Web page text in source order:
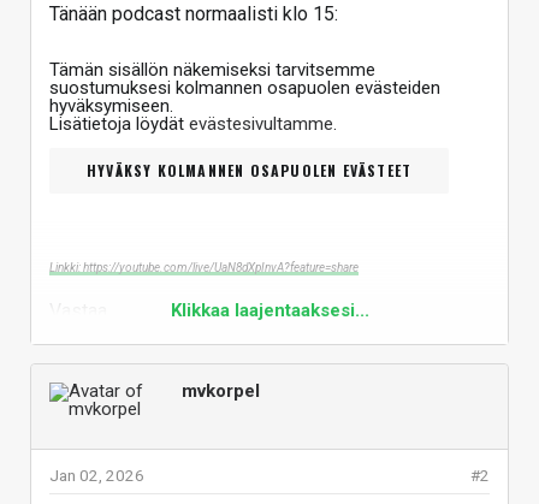
Tänään podcast normaalisti klo 15:
Tämän sisällön näkemiseksi tarvitsemme
suostumuksesi kolmannen osapuolen evästeiden
hyväksymiseen.
Lisätietoja löydät evästesivultamme
HYVÄKSY KOLMANNEN OSAPUOLEN EVÄSTEET
Linkki: https://youtube.com/live/UaN8dXpInvA?feature=share
Klikkaa laajentaaksesi...
mvkorpel
#2
Jan 02, 2026